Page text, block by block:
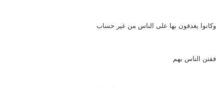
وكانوا يغدقون بها على الناس من غير حساب
ففتن الناس بهم